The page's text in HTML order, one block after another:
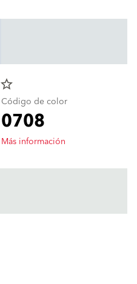
star_border
Código de color
0708
Más información